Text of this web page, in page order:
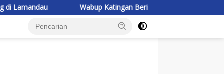
Wabup Katingan Beri Pembekalan Kontingen Jambore